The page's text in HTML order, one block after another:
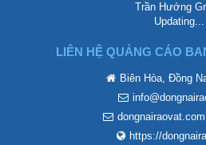
Trần Hướng
Updating...
LIÊN HỆ QUẢNG CÁO
Biên Hòa, Đồng
https://